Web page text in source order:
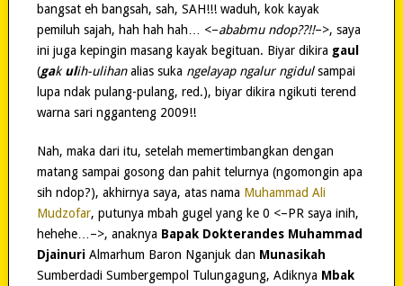
bangsat eh bangsah, sah, SAH!!! waduh, kok kayak
pemiluh sajah, hah hah hah… <–ababmu ndop??!!–>, saya
ini juga kepingin masang kayak begituan. Biyar dikira gaul
(gakulih-ulihanalias suka ngelayap ngalur ngidulsampai
lupa ndak pulang-pulang, red.), biyar dikira ngikuti terend
warna sari ngganteng 2009!!
Nah, maka dari itu, setelah memertimbangkan dengan
matang sampai gosong dan pahit telurnya (ngomongin apa
sih ndop?), akhirnya saya, atas nama Muhammad Ali
Mudzofar, putunya mbah gugel yang ke 0 <–PR saya inih,
hehehe…–>, anaknya Bapak Dokterandes Muhammad
DjainuriAlmarhum Baron Nganjuk dan Munasikah
Sumberdadi Sumbergempol Tulungagung, Adiknya Mbak